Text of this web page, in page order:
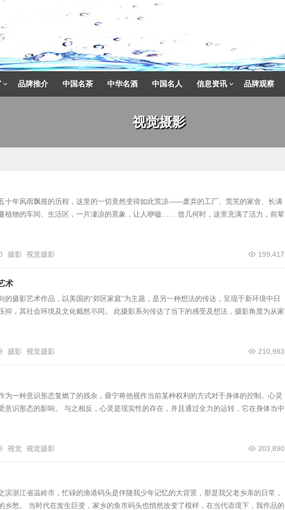
品牌推介 中国名茶 中华名酒 中国名人 信息资讯 品牌观察
视觉摄影
十年风雨飘摇的历程，这里的一切竟然变得如此荒凉——废弃的工厂、荒芜的家舍、长满
植物的车间、生活区，一片凄凉的景象，让人咿嘘…… 曾几何时，这里充满了活力，前辈
199,417
摄影 视觉摄影
术
的摄影艺术作品，以美国的“郊区家庭”为主题，是另一种想法的传达，呈现于新环境中日
抑，其社会环境及文化截然不同。 此摄影系列传达了当下的感受及想法，摄影角度为从家
210,983
摄影 视觉摄影
为一种意识形态复燃了的残余，毋宁将他视作当前某种权利的方式对于身体的控制。心灵
意识形态的影响。 与之相反，心灵是现实性的存在，并且通过全力的运转，它在身体当中
203,890
视觉 视觉摄影
滨浙江省温岭市，忙碌的渔港码头是伴随我少年记忆的大背景，那是我父老乡亲的日常，
乡愁。 当时代在发生巨变，家乡的鱼市码头也悄然改变了模样，在当代语境下，我作品的